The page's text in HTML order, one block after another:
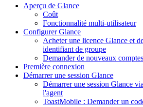
Aperçu de Glance
Coût
Fonctionnalité multi-utilisateur
Configurer Glance
Acheter une licence Glance et
identifiant de groupe
Demander de nouveaux
Première connexion
Démarrer une session Glance
Démarrer une session Glance
l'agent
ToastMobile : Demander un